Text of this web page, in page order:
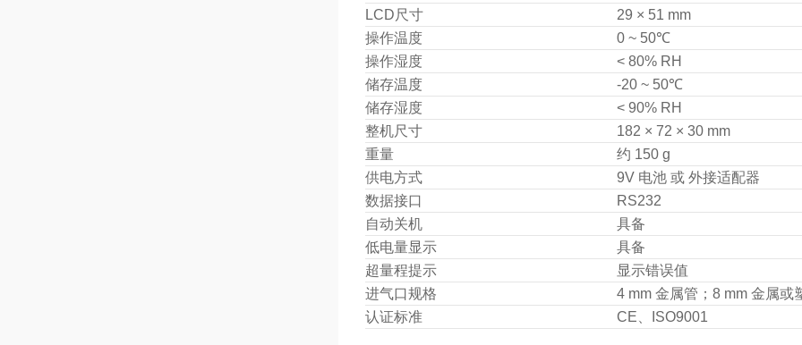
LCD尺寸
29 × 51 mm
操作温度
0 ~ 50℃
操作湿度
< 80% RH
储存温度
-20 ~ 50℃
储存湿度
< 90% RH
整机尺寸
182 × 72 × 30 mm
重量
约 150 g
供电方式
9V 电池 或 外接适配器
数据接口
RS232
自动关机
具备
低电量显示
具备
超量程提示
显示错误值
进气口规格
4 mm 金属管；8 mm 金属或
认证标准
CE、ISO9001